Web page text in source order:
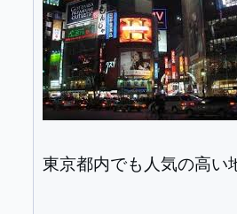
東京都内でも人気の高い